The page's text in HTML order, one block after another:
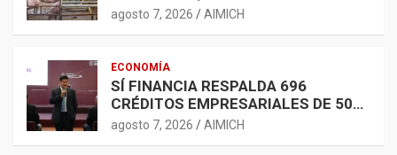
ENERGÍA LIMPIA Y
agosto 7, 2026 AIMICH
ECONOMÍA
SÍ FINANCIA RESPALDA 696
CRÉDITOS EMPRESARIALES DE 500
MIL A 5 MDP
agosto 7, 2026 AIMICH